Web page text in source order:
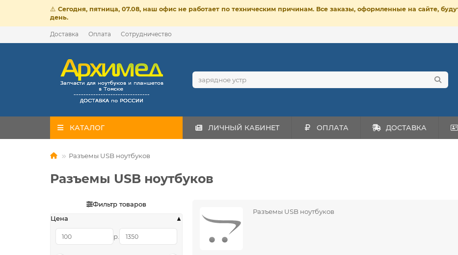
⚠️ Сегодня, пятница, 07.08, наш офис не работает по техническим причинам. Все заказы, оформленные на сайте,
день.
Доставка Оплата Сотрудничество
КАТАЛОГ ЛИЧНЫЙ КАБИНЕТ ОПЛАТА ДОСТАВКА
Разъемы USB ноутбуков
Разъемы USB ноутбуков
Фильтр товаров
Цена
р.
Разъемы USB ноутбуков